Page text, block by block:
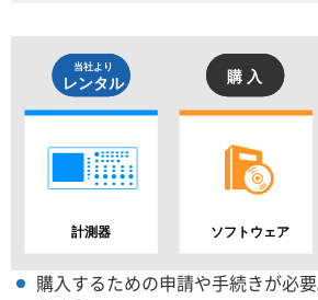
購入するための申請や手続きが必